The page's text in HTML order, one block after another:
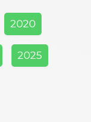
2020
2025